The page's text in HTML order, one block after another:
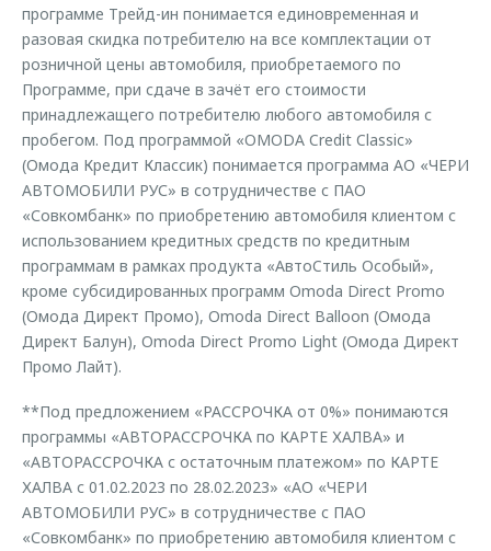
программе Трейд-ин понимается единовременная и
разовая скидка потребителю на все комплектации от
розничной цены автомобиля, приобретаемого по
Программе, при сдаче в зачёт его стоимости
принадлежащего потребителю любого автомобиля с
пробегом. Под программой «OMODA Credit Classic»
(Омода Кредит Классик) понимается программа АО «ЧЕРИ
АВТОМОБИЛИ РУС» в сотрудничестве с ПАО
«Совкомбанк» по приобретению автомобиля клиентом с
использованием кредитных средств по кредитным
программам в рамках продукта «АвтоCтиль Особый»,
кроме субсидированных программ Omoda Direct Promo
(Омода Директ Промо), Omoda Direct Balloon (Oмода
Директ Балун), Omoda Direct Promo Light (Oмода Директ
Промо Лайт).
**Под предложением «РАССРОЧКА от 0%» понимаются
программы «АВТОРАССРОЧКА по КАРТЕ ХАЛВА» и
«АВТОРАССРОЧКА с остаточным платежом» по КАРТЕ
ХАЛВА с 01.02.2023 по 28.02.2023» «АО «ЧЕРИ
АВТОМОБИЛИ РУС» в сотрудничестве с ПАО
«Совкомбанк» по приобретению автомобиля клиентом с